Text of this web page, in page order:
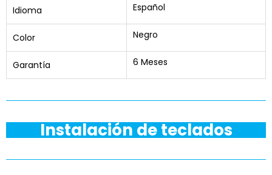
Idioma Español
Color Negro
Garantía 6 Meses
Instalación de teclados